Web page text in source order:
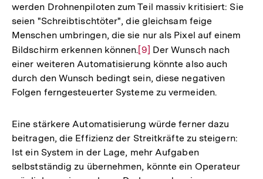
Auflösung
der
Fußnote
werden Drohnenpiloten zum Teil massiv kritisiert: Sie
seien "Schreibtischtöter", die gleichsam feige
Menschen umbringen, die sie nur als Pixel auf einem
Bildschirm erkennen können.Zur
Auflösung
der
Fußnote
[9] Der Wunsch nach
einer weiteren Automatisierung könnte also auch
durch den Wunsch bedingt sein, diese negativen
Folgen ferngesteuerter Systeme zu vermeiden.
Eine stärkere Automatisierung würde ferner dazu
beitragen, die Effizienz der Streitkräfte zu steigern:
Ist ein System in der Lage, mehr Aufgaben
selbstständig zu übernehmen, könnte ein Operateur